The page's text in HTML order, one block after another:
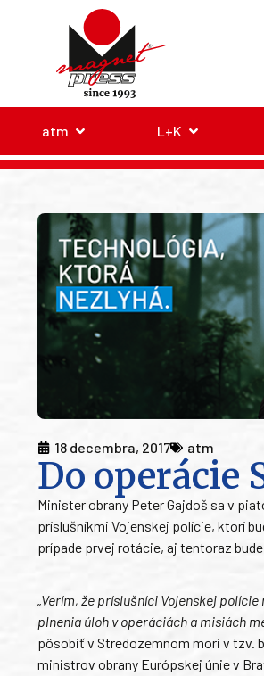
atm L+K
18 decembra, 2017 atm
Do operácie
Minister obrany Peter Gajdoš sa v
príslušníkmi Vojenskej polície, ktorí
prípade prvej rotácie, aj tentoraz
„Verím, že príslušníci Vojenskej
plnenia úloh v operáciách a misiách
pôsobiť v Stredozemnom mori v tzv.
ministrov obrany Európskej únie v